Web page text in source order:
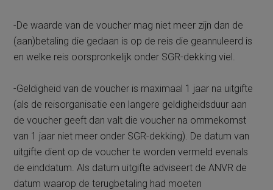
-De waarde van de voucher mag niet meer zijn dan de
(aan)betaling die gedaan is op de reis die geannuleerd is
en welke reis oorspronkelijk onder SGR-dekking viel.
-Geldigheid van de voucher is maximaal 1 jaar na uitgifte
(als de reisorganisatie een langere geldigheidsduur aan
de voucher geeft dan valt die voucher na ommekomst
van 1 jaar niet meer onder SGR-dekking). De datum van
uitgifte dient op de voucher te worden vermeld evenals
de einddatum. Als datum uitgifte adviseert de ANVR de
datum waarop de terugbetaling had moeten